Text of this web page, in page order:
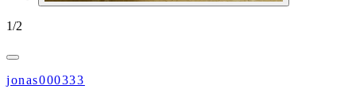
1/2
jonas000333